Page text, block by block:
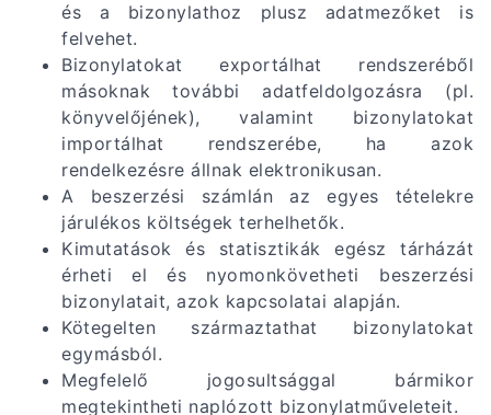
és a bizonylathoz plusz adatmezőket is
felvehet.
Bizonylatokat exportálhat rendszeréből
másoknak további adatfeldolgozásra (pl.
könyvelőjének), valamint bizonylatokat
importálhat rendszerébe, ha azok
rendelkezésre állnak elektronikusan.
A beszerzési számlán az egyes tételekre
járulékos költségek terhelhetők.
Kimutatások és statisztikák egész tárházát
érheti el és nyomonkövetheti beszerzési
bizonylatait, azok kapcsolatai alapján.
Kötegelten származtathat bizonylatokat
egymásból.
Megfelelő jogosultsággal bármikor
megtekintheti naplózott bizonylatműveleteit.